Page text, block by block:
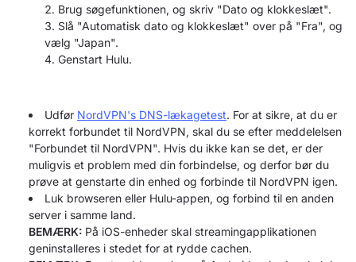
Brug søgefunktionen, og skriv "Dato og klokkeslæt".
Slå "Automatisk dato og klokkeslæt" over på "Fra", og
vælg "Japan".
Genstart Hulu.
Udfør NordVPN's DNS-lækagetest. For at sikre, at du er
korrekt forbundet til NordVPN, skal du se efter meddelelsen
"Forbundet til NordVPN". Hvis du ikke kan se det, er der
muligvis et problem med din forbindelse, og derfor bør du
prøve at genstarte din enhed og forbinde til NordVPN igen.
Luk browseren eller Hulu-appen, og forbind til en anden
server i samme land.
BEMÆRK: På iOS-enheder skal streamingapplikationen
geninstalleres i stedet for at rydde cachen.